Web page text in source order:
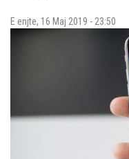
E enjte, 16 Maj 2019 - 23:50